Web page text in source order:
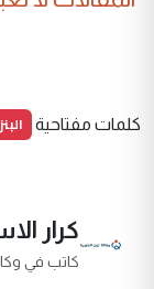
كلمات مفتاحية
كرار
كاتب في